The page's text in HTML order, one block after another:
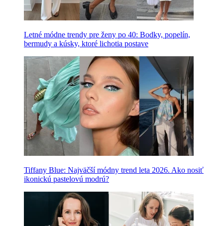
Letné módne trendy pre ženy po 40: Bodky, popelín,
bermudy a kúsky, ktoré lichotia postave
Tiffany Blue: Najväčší módny trend leta 2026. Ako nosiť
ikonickú pastelovú modrú?